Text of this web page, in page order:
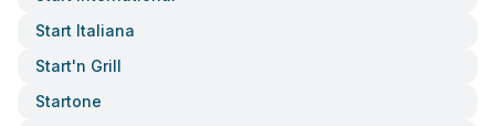
Start Italiana
Start'n Grill
Startone